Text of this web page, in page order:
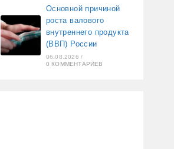
Основной причиной
роста валового
внутреннего продукта
(ВВП) России
06.08.2026 /
0 КОММЕНТАРИЕВ